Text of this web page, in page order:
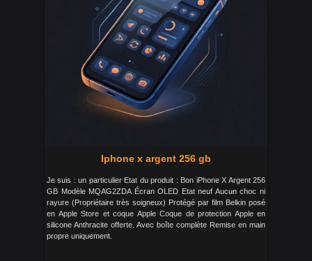
Iphone x argent 256 gb
Je suis : un particulier Etat du produit : Bon iPhone X Argent 256
GB Modèle MQAG2ZDA Écran OLED Etat neuf Aucun choc ni
rayure (Propriétaire très soigneux) Protégé par film Belkin posé
en Apple Store et coque Apple Coque de protection Apple en
silicone Anthracite offerte. Avec boîte complète Remise en main
propre uniquement.